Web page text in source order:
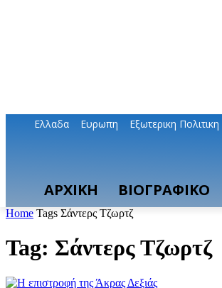
Ελλαδα Ευρωπη Εξωτερικη Πολιτικη
ΑΡΧΙΚΗ ΒΙΟΓΡΑΦΙΚΟ
Home Tags Σάντερς Τζωρτζ
Tag: Σάντερς Τζωρτζ